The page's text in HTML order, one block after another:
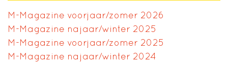
M-Magazine voorjaar/zomer 2026
M-Magazine najaar/winter 2025
M-Magazine voorjaar/zomer 2025
M-Magazine najaar/winter 2024